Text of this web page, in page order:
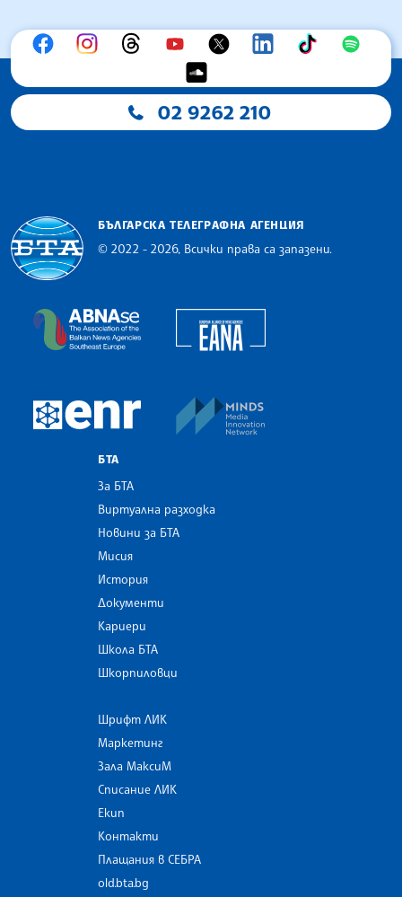
02 9262 210
БЪЛГАРСКА ТЕЛЕГРАФНА АГЕНЦИЯ
© 2022 - 2026, Всички права са запазени.
The Assocoation of the Balkan News Agencies
European Newsroom
БТА
За БТА
Виртуална разходка
Новини за БТА
Мисия
История
Документи
Кариери
Школа БТА
Шкорпиловци
Шрифт ЛИК
Маркетинг
Зала МаксиМ
Списание ЛИК
Екип
Контакти
Плащания в СЕБРА
old.bta.bg